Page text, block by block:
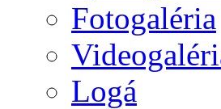
Fotogaléria
Logá